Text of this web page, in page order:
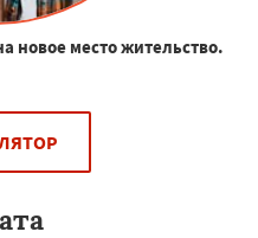
новое место жительство.